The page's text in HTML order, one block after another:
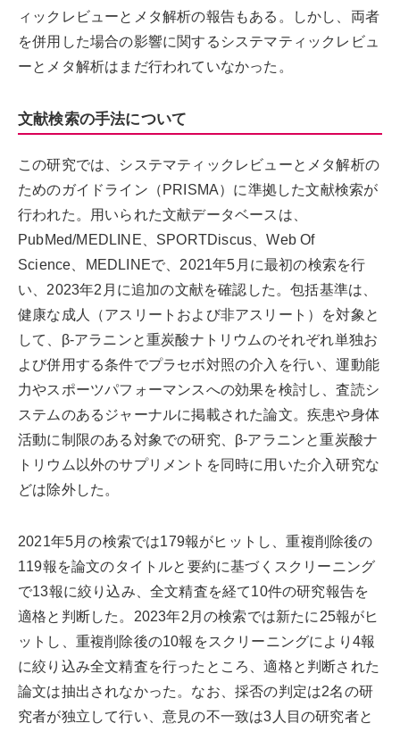
ィックレビューとメタ解析の報告もある。しかし、両者
を併用した場合の影響に関するシステマティックレビュ
ーとメタ解析はまだ行われていなかった。
文献検索の手法について
この研究では、システマティックレビューとメタ解析の
ためのガイドライン（PRISMA）に準拠した文献検索が
行われた。用いられた文献データベースは、
PubMed/MEDLINE、SPORTDiscus、Web Of
Science、MEDLINEで、2021年5月に最初の検索を行
い、2023年2月に追加の文献を確認した。包括基準は、
健康な成人（アスリートおよび非アスリート）を対象と
して、β-アラニンと重炭酸ナトリウムのそれぞれ単独お
よび併用する条件でプラセボ対照の介入を行い、運動能
力やスポーツパフォーマンスへの効果を検討し、査読シ
ステムのあるジャーナルに掲載された論文。疾患や身体
活動に制限のある対象での研究、β-アラニンと重炭酸ナ
トリウム以外のサプリメントを同時に用いた介入研究な
どは除外した。
2021年5月の検索では179報がヒットし、重複削除後の
119報を論文のタイトルと要約に基づくスクリーニング
で13報に絞り込み、全文精査を経て10件の研究報告を
適格と判断した。2023年2月の検索では新たに25報がヒ
ットし、重複削除後の10報をスクリーニングにより4報
に絞り込み全文精査を行ったところ、適格と判断された
論文は抽出されなかった。なお、採否の判定は2名の研
究者が独立して行い、意見の不一致は3人目の研究者と